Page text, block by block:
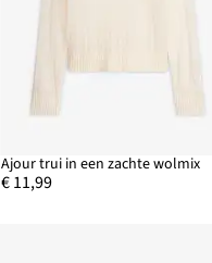
Ajour trui in een zachte wolmix
€ 11,99